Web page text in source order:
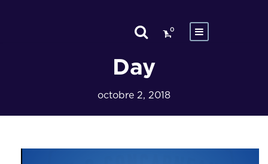
0
Day
octobre 2, 2018